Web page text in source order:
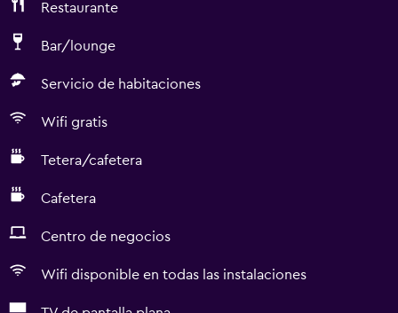
Restaurante
Bar/lounge
Servicio de habitaciones
Wifi gratis
Tetera/cafetera
Cafetera
Centro de negocios
Wifi disponible en todas las instalaciones